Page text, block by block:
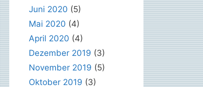
Juni 2020 (5)
Mai 2020 (4)
April 2020 (4)
Dezember 2019 (3)
November 2019 (5)
Oktober 2019 (3)